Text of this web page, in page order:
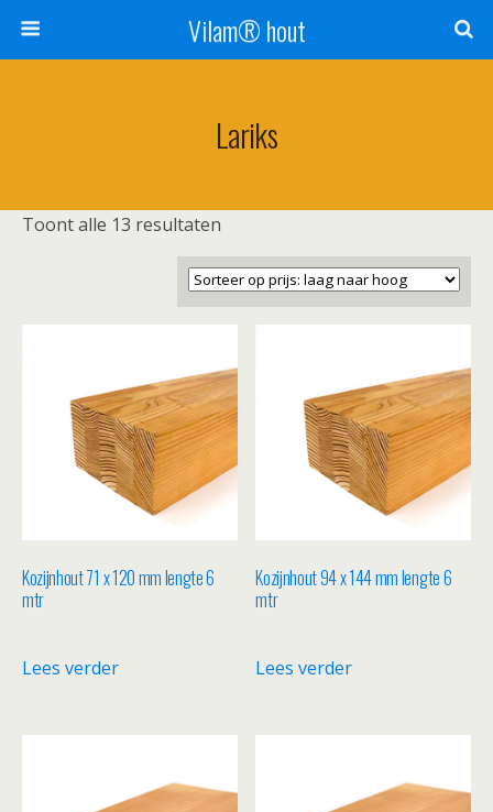
Vilam® hout
Lariks
Toont alle 13 resultaten
op
prijs:
laag
hoog
Kozijnhout 71 x 120 mm lengte 6
mtr
Lees verder
Kozijnhout 94 x 144 mm lengte 6
mtr
Lees verder